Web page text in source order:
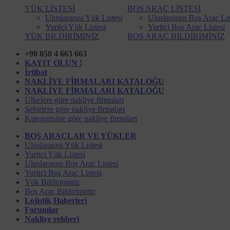
YÜK LİSTESİ
Uluslararası Yük Listesi
Yurtiçi Yük Listesi
YÜK BİLDİRİMİNİZ
BOŞ ARAÇ LİSTESİ
Uluslararası Boş Araç
Yurtiçi Boş Araç Listesi
BOŞ ARAÇ BİLDİRİMİNİZ
+90 850 4 663 663
KAYIT OLUN !
İrtibat
NAKLİYE FİRMALARI KATALOĞU
NAKLİYE FİRMALARI KATALOĞU
Ülkelere göre nakliye firmaları
Şehirlere göre nakliye firmaları
Kategorisine göre nakliye firmaları
BOŞ ARAÇLAR VE YÜKLER
Uluslararası Yük Listesi
Yurtiçi Yük Listesi
Uluslararası Boş Araç Listesi
Yurtiçi Boş Araç Listesi
Yük Bildiriminiz
Boş Araç Bildiriminiz
Lojistik Haberleri
Forumlar
Nakliye rehberi